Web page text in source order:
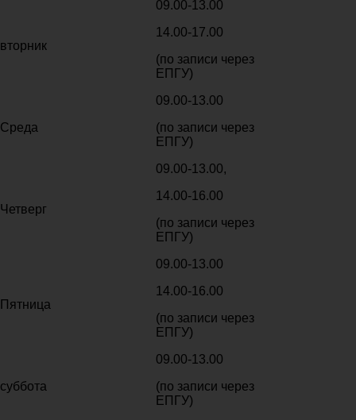
вторник
09.00-13.00
14.00-17.00
(по записи через
ЕПГУ)
Среда
09.00-13.00
(по записи через
ЕПГУ)
Четверг
09.00-13.00,
14.00-16.00
(по записи через
ЕПГУ)
Пятница
09.00-13.00
14.00-16.00
(по записи через
ЕПГУ)
суббота
09.00-13.00
(по записи через
ЕПГУ)